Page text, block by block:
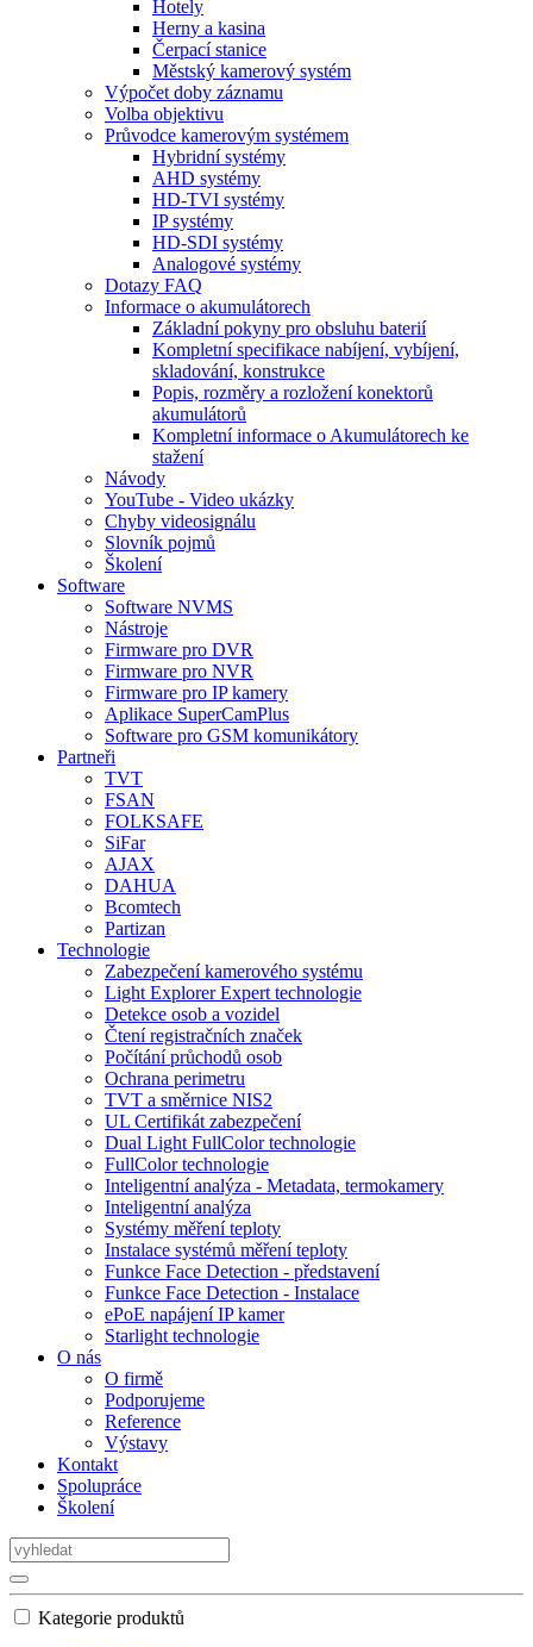
Hotely
Herny a kasina
Čerpací stanice
Městský kamerový systém
Výpočet doby záznamu
Volba objektivu
Průvodce kamerovým systémem
Hybridní systémy
AHD systémy
HD-TVI systémy
IP systémy
HD-SDI systémy
Analogové systémy
Dotazy FAQ
Informace o akumulátorech
Základní pokyny pro obsluhu baterií
Kompletní specifikace nabíjení, vybíjení,
skladování, konstrukce
Popis, rozměry a rozložení konektorů
akumulátorů
Kompletní informace o Akumulátorech ke
stažení
Návody
YouTube - Video ukázky
Chyby videosignálu
Slovník pojmů
Školení
Software
Software NVMS
Nástroje
Firmware pro DVR
Firmware pro NVR
Firmware pro IP kamery
Aplikace SuperCamPlus
Software pro GSM komunikátory
Partneři
TVT
FSAN
FOLKSAFE
SiFar
AJAX
DAHUA
Bcomtech
Partizan
Technologie
Zabezpečení kamerového systému
Light Explorer Expert technologie
Detekce osob a vozidel
Čtení registračních značek
Počítání průchodů osob
Ochrana perimetru
TVT a směrnice NIS2
UL Certifikát zabezpečení
Dual Light FullColor technologie
FullColor technologie
Inteligentní analýza - Metadata, termokamery
Inteligentní analýza
Systémy měření teploty
Instalace systémů měření teploty
Funkce Face Detection - představení
Funkce Face Detection - Instalace
ePoE napájení IP kamer
Starlight technologie
O nás
O firmě
Podporujeme
Reference
Výstavy
Kontakt
Spolupráce
Školení
Kategorie produktů